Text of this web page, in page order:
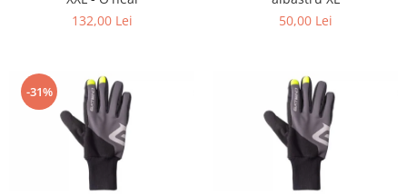
132,00 Lei
50,00 Lei
-31%